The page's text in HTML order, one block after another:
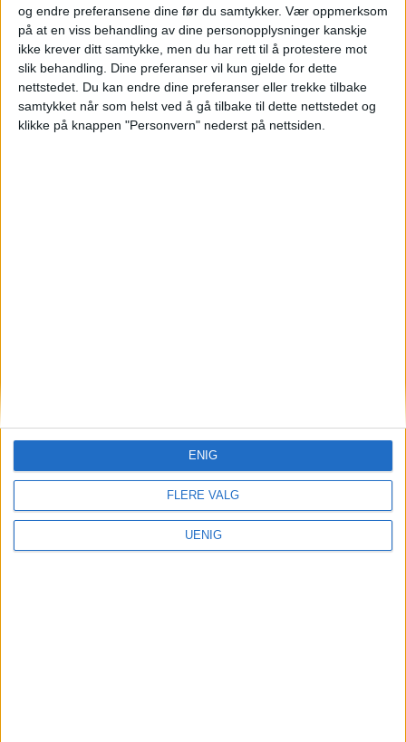
og endre preferansene dine før du samtykker. Vær oppmerksom
på at en viss behandling av dine personopplysninger kanskje
ikke krever ditt samtykke, men du har rett til å protestere mot
slik behandling. Dine preferanser vil kun gjelde for dette
nettstedet. Du kan endre dine preferanser eller trekke tilbake
samtykket når som helst ved å gå tilbake til dette nettstedet og
klikke på knappen "Personvern" nederst på nettsiden.
FLERE VALG
UENIG
ENIG
Redaktør, Vegard Velle
redaktor@vartoslo.no,tlf: 93 25 68 32
tips@vartoslo.no